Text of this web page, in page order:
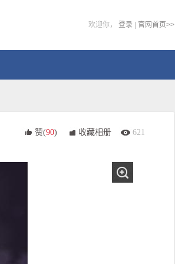
欢迎你， 登录 官网首页>>
赞(90) 收藏相册 621